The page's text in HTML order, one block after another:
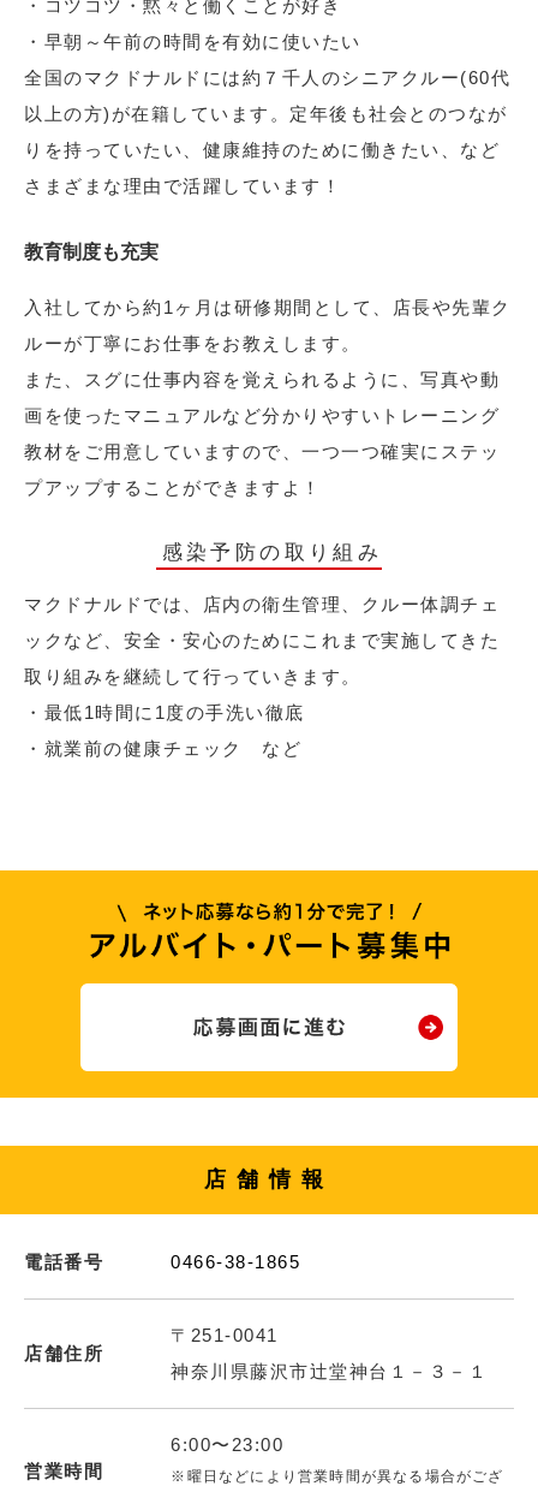
・コツコツ・黙々と働くことが好き
・早朝～午前の時間を有効に使いたい
全国のマクドナルドには約７千人のシニアクルー(60代
以上の方)が在籍しています。定年後も社会とのつなが
りを持っていたい、健康維持のために働きたい、など
さまざまな理由で活躍しています！
教育制度も充実
入社してから約1ヶ月は研修期間として、店長や先輩ク
ルーが丁寧にお仕事をお教えします。
また、スグに仕事内容を覚えられるように、写真や動
画を使ったマニュアルなど分かりやすいトレーニング
教材をご用意していますので、一つ一つ確実にステッ
プアップすることができますよ！
感染予防の取り組み
マクドナルドでは、店内の衛生管理、クルー体調チェ
ックなど、安全・安心のためにこれまで実施してきた
取り組みを継続して行っていきます。
・最低1時間に1度の手洗い徹底
・就業前の健康チェック など
店舗情報
電話番号 0466-38-1865
店舗住所
〒251-0041
神奈川県藤沢市辻堂神台１－３－１
営業時間
6:00〜23:00
※曜日などにより営業時間が異なる場合がござ